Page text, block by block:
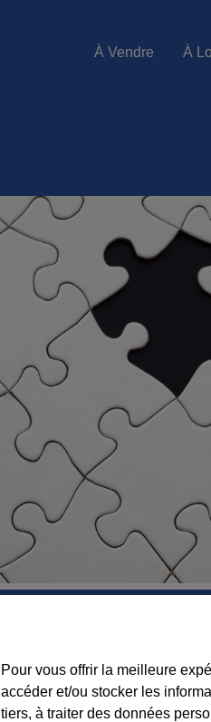
Pour vous offrir la meilleure
accéder et/ou stocker les
tiers, à traiter des données
À Vendre À